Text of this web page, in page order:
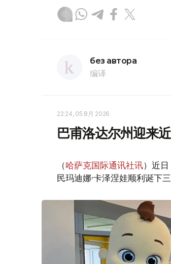
без автора
编译
22:24, 05 8月 2026
巴甫洛达尔州迎来
（哈萨克国际通讯社讯）近
民玛迪娜·卡泽涅娃顺利诞下